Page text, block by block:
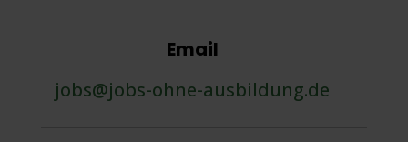
Email
jobs@jobs-ohne-ausbildung.de